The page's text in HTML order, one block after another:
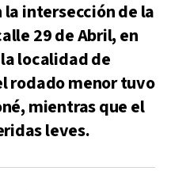
intersección de la
29 de Abril, en
localidad de
rodado menor tuvo
mientras que el
leves.